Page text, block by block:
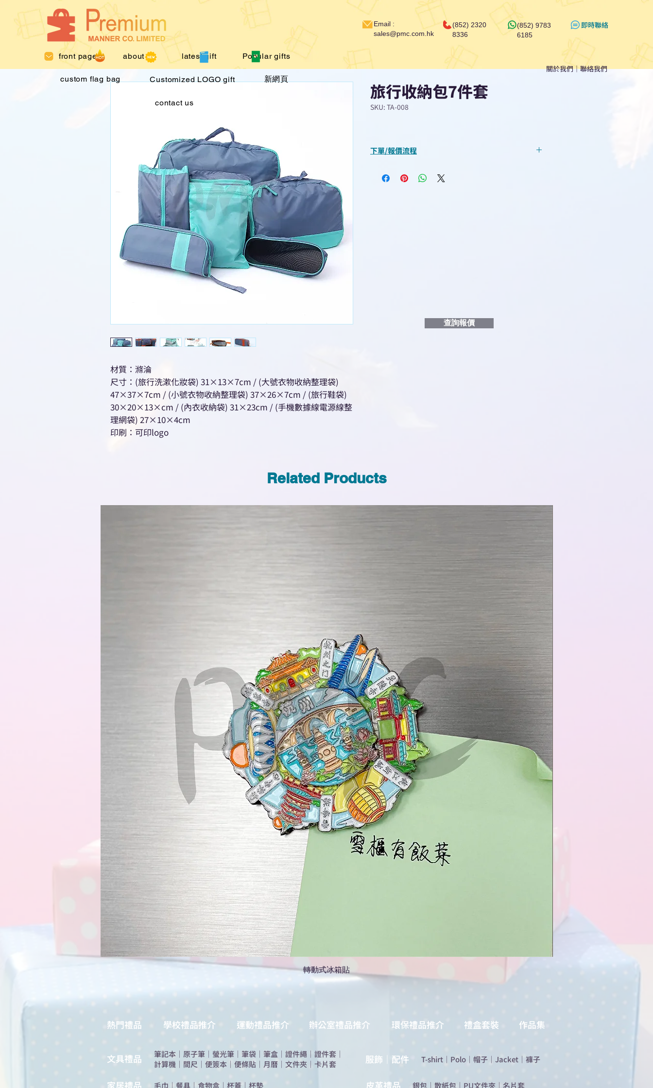
front page about us latest gift Popular gifts
custom flag bag Customized LOGO gift 新網頁
contact us
Email :
sales@pmc.com.hk
(852) 2320
8336
(852) 9783
6185
​即時聯絡
關於我們｜聯絡我們
材質：滌淪
尺寸：(旅行洗漱化妝袋) 31×13×7cm / (大號衣物收納整理袋)
47×37×7cm / (小號衣物收納整理袋) 37×26×7cm / (旅行鞋袋)
30×20×13×cm / (內衣收納袋) 31×23cm / (手機數據線電源線整
理網袋) 27×10×4cm
印刷：可印logo
旅行收納包7件套
SKU: TA-008
下單/報價流程
查詢或報價”
查詢報價
Related Products
轉動式冰箱貼
熱門禮品 學校禮品推介 運動禮品推介 辦公室禮品推介 環保禮品推介 禮盒套裝 作品集
​文具禮品 筆記本 ｜ 原子筆 ｜ 螢光筆 ｜ 筆袋 ｜ 筆盒 ｜ 證件繩 ｜ 證件套 ｜
計算機 ｜ 間尺 ｜ 便簽本 ｜ 便條貼 ｜ 月曆 ｜ 文件夾 ｜ 卡片套
​家居禮品 ​毛巾 ｜ 餐具 ｜ 食物盒 ｜ 杯蓋 ｜ 杯墊
服飾｜配件 T-shirt ｜ Polo ｜ 帽子 ｜ Jacket ｜ 褲子
​皮革禮品 ​銀包 ｜ 散紙包 ｜ PU文件夾 ｜ 名片套